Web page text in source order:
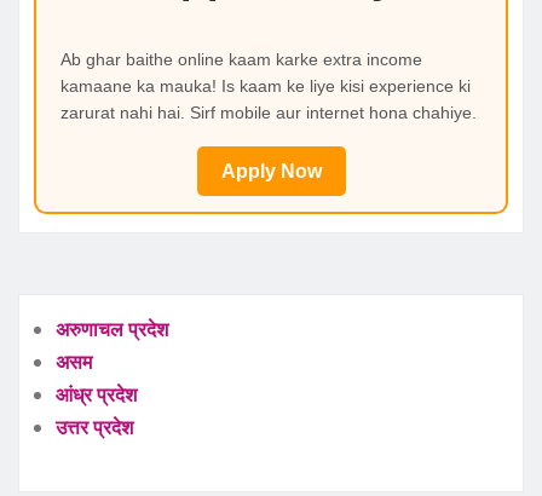
Ab ghar baithe online kaam karke extra income
kamaane ka mauka! Is kaam ke liye kisi experience ki
zarurat nahi hai. Sirf mobile aur internet hona chahiye.
Apply Now
अरुणाचल प्रदेश
असम
आंध्र प्रदेश
उत्तर प्रदेश